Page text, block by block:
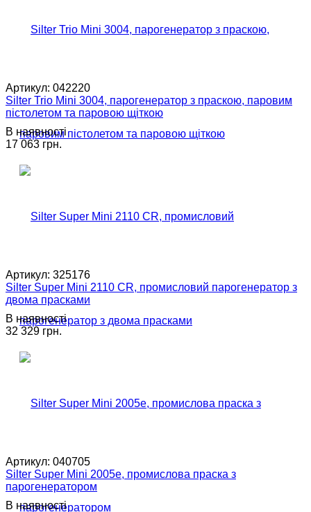
Артикул: 042220
Silter Trio Mini 3004, парогенератор з праскою, паровим
пістолетом та паровою щіткою
В наявності
17 063 грн.
Артикул: 325176
Silter Super Mini 2110 CR, промисловий парогенератор з
двома прасками
В наявності
32 329 грн.
Артикул: 040705
Silter Super Mini 2005e, промислова праска з
парогенератором
В наявності